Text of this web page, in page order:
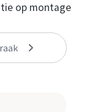
op montage